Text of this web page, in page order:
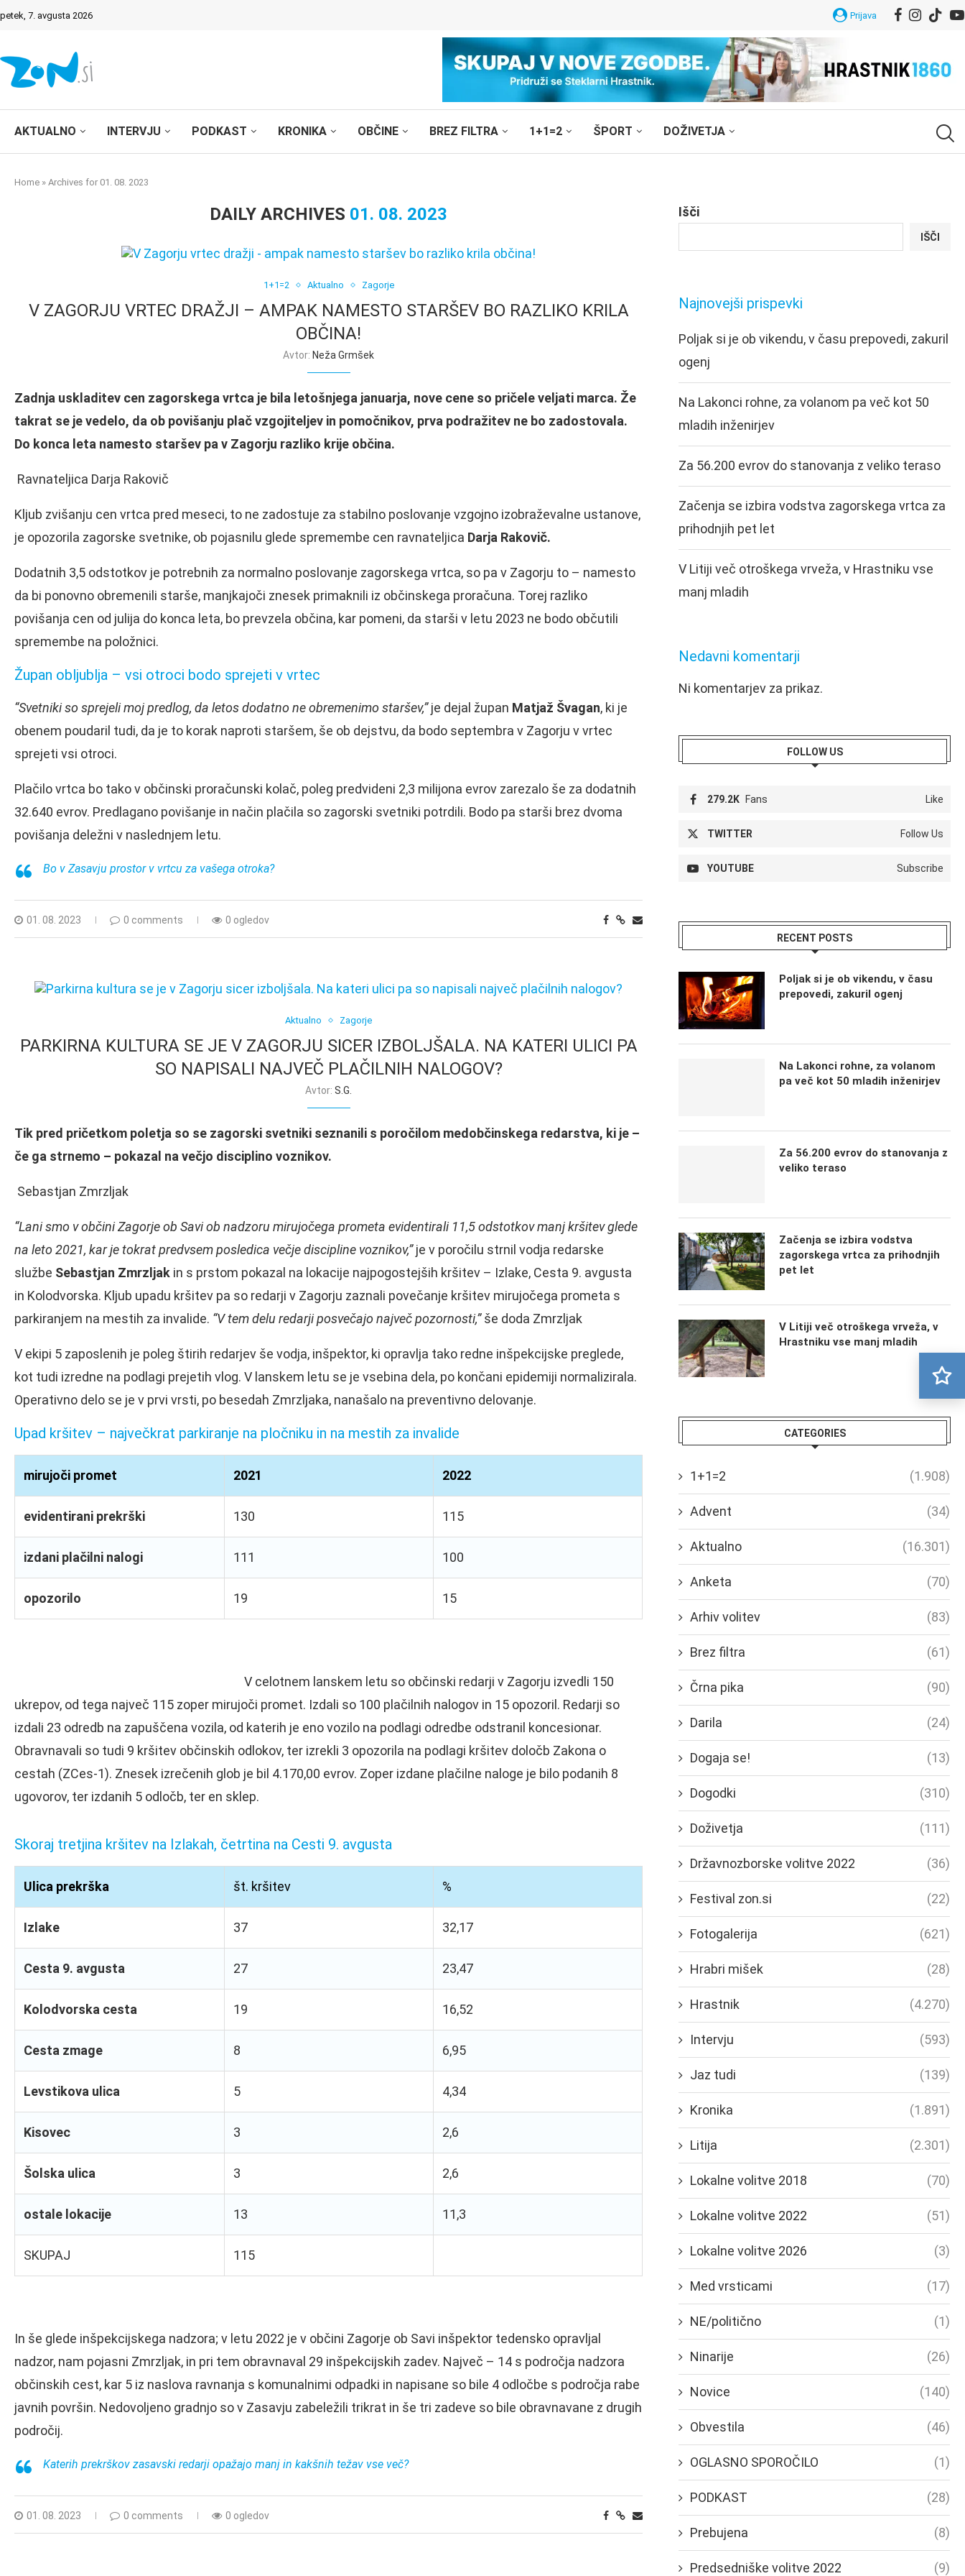
petek, 7. avgusta 2026 Prijava
AKTUALNO INTERVJU PODKAST KRONIKA OBČINE BREZ FILTRA 1+1=2 ŠPORT DOŽIVETJA
Home » Archives for 01. 08. 2023
DAILY ARCHIVES 01. 08. 2023
1+1=2 Aktualno Zagorje
V ZAGORJU VRTEC DRAŽJI – AMPAK NAMESTO STARŠEV BO RAZLIKO KRILA
OBČINA!
Avtor: Neža Grmšek
Zadnja uskladitev cen zagorskega vrtca je bila letošnjega januarja, nove cene so pričele veljati marca. Že
takrat se je vedelo, da ob povišanju plač vzgojiteljev in pomočnikov, prva podražitev ne bo zadostovala.
Do konca leta namesto staršev pa v Zagorju razliko krije občina.
Ravnateljica Darja Rakovič
Kljub zvišanju cen vrtca pred meseci, to ne zadostuje za stabilno poslovanje vzgojno izobraževalne ustanove,
je opozorila zagorske svetnike, ob pojasnilu glede spremembe cen ravnateljica Darja Rakovič.
Dodatnih 3,5 odstotkov je potrebnih za normalno poslovanje zagorskega vrtca, so pa v Zagorju to – namesto
da bi ponovno obremenili starše, manjkajoči znesek primaknili iz občinskega proračuna. Torej razliko
povišanja cen od julija do konca leta, bo prevzela občina, kar pomeni, da starši v letu 2023 ne bodo občutili
spremembe na položnici.
Župan obljublja – vsi otroci bodo sprejeti v vrtec
“Svetniki so sprejeli moj predlog, da letos dodatno ne obremenimo staršev,”je dejal župan Matjaž Švagan, ki je
obenem poudaril tudi, da je to korak naproti staršem, še ob dejstvu, da bodo septembra v Zagorju v vrtec
sprejeti vsi otroci.
Plačilo vrtca bo tako v občinski proračunski kolač, poleg predvideni 2,3 milijona evrov zarezalo še za dodatnih
32.640 evrov. Predlagano povišanje in način plačila so zagorski svetniki potrdili. Bodo pa starši brez dvoma
povišanja deležni v naslednjem letu.
Bo v Zasavju prostor v vrtcu za vašega otroka?
01. 08. 2023 0 comments 0 ogledov
Aktualno Zagorje
PARKIRNA KULTURA SE JE V ZAGORJU SICER IZBOLJŠALA. NA KATERI ULICI PA
SO NAPISALI NAJVEČ PLAČILNIH NALOGOV?
Avtor:S.G.
Tik pred pričetkom poletja so se zagorski svetniki seznanili s poročilom medobčinskega redarstva, ki je –
če ga strnemo – pokazal na večjo disciplino voznikov.
Sebastjan Zmrzljak
“Lani smo v občini Zagorje ob Savi ob nadzoru mirujočega prometa evidentirali 11,5 odstotkov manj kršitev glede
na leto 2021, kar je tokrat predvsem posledica večje discipline voznikov,”je v poročilu strnil vodja redarske
službe Sebastjan Zmrzljak in s prstom pokazal na lokacije najpogostejših kršitev – Izlake, Cesta 9. avgusta
in Kolodvorska. Kljub upadu kršitev pa so redarji v Zagorju zaznali povečanje kršitev mirujočega prometa s
parkiranjem na mestih za invalide. “V tem delu redarji posvečajo največ pozornosti,”še doda Zmrzljak
V ekipi 5 zaposlenih je poleg štirih redarjev še vodja, inšpektor, ki opravlja tako redne inšpekcijske preglede,
kot tudi izredne na podlagi prejetih vlog. V lanskem letu se je vsebina dela, po končani epidemiji normalizirala.
Operativno delo se je v prvi vrsti, po besedah Zmrzljaka, nanašalo na preventivno delovanje.
Upad kršitev – največkrat parkiranje na pločniku in na mestih za invalide
mirujoči promet 2021 2022
evidentirani prekrški 130 115
izdani plačilni nalogi 111 100
opozorilo 19 15
V celotnem lanskem letu so občinski redarji v Zagorju izvedli 150
ukrepov, od tega največ 115 zoper mirujoči promet. Izdali so 100 plačilnih nalogov in 15 opozoril. Redarji so
izdali 23 odredb na zapuščena vozila, od katerih je eno vozilo na podlagi odredbe odstranil koncesionar.
Obravnavali so tudi 9 kršitev občinskih odlokov, ter izrekli 3 opozorila na podlagi kršitev določb Zakona o
cestah (ZCes-1). Znesek izrečenih glob je bil 4.170,00 evrov. Zoper izdane plačilne naloge je bilo podanih 8
ugovorov, ter izdanih 5 odločb, ter en sklep.
Skoraj tretjina kršitev na Izlakah, četrtina na Cesti 9. avgusta
Ulica prekrška št. kršitev %
Izlake 37 32,17
Cesta 9. avgusta 27 23,47
Kolodvorska cesta 19 16,52
Cesta zmage 8 6,95
Levstikova ulica 5 4,34
Kisovec 3 2,6
Šolska ulica 3 2,6
ostale lokacije 13 11,3
SKUPAJ 115
In še glede inšpekcijskega nadzora; v letu 2022 je v občini Zagorje ob Savi inšpektor tedensko opravljal
nadzor, nam pojasni Zmrzljak, in pri tem obravnaval 29 inšpekcijskih zadev. Največ – 14 s področja nadzora
občinskih cest, kar 5 iz naslova ravnanja s komunalnimi odpadki in napisane so bile 4 odločbe s področja rabe
javnih površin. Nedovoljeno gradnjo so v Zasavju zabeležili trikrat in še tri zadeve so bile obravnavane z drugih
področij.
Katerih prekrškov zasavski redarji opažajo manj in kakšnih težav vse več?
01. 08. 2023 0 comments 0 ogledov
Išči
IŠČI
Najnovejši prispevki
Poljak si je ob vikendu, v času prepovedi, zakuril
ogenj
Na Lakonci rohne, za volanom pa več kot 50
mladih inženirjev
Za 56.200 evrov do stanovanja z veliko teraso
Začenja se izbira vodstva zagorskega vrtca za
prihodnjih pet let
V Litiji več otroškega vrveža, v Hrastniku vse
manj mladih
Nedavni komentarji
Ni komentarjev za prikaz.
FOLLOW US
279.2K Fans Like
TWITTER Follow Us
YOUTUBE Subscribe
RECENT POSTS
Poljak si je ob vikendu, v času
prepovedi, zakuril ogenj
Na Lakonci rohne, za volanom
pa več kot 50 mladih inženirjev
Za 56.200 evrov do stanovanja z
veliko teraso
Začenja se izbira vodstva
zagorskega vrtca za prihodnjih
pet let
V Litiji več otroškega vrveža, v
Hrastniku vse manj mladih
CATEGORIES
1+1=2 (1.908)
Advent (34)
Aktualno (16.301)
Anketa (70)
Arhiv volitev (83)
Brez filtra (61)
Črna pika (90)
Darila (24)
Dogaja se! (13)
Dogodki (310)
Doživetja (111)
Državnozborske volitve 2022 (36)
Festival zon.si (22)
Fotogalerija (621)
Hrabri mišek (28)
Hrastnik (4.270)
Intervju (593)
Jaz tudi (139)
Kronika (1.891)
Litija (2.301)
Lokalne volitve 2018 (70)
Lokalne volitve 2022 (51)
Lokalne volitve 2026 (3)
Med vrsticami (17)
NE/politično (1)
Ninarije (26)
Novice (140)
Obvestila (46)
OGLASNO SPOROČILO (1)
PODKAST (28)
Prebujena (8)
Predsedniške volitve 2022 (9)